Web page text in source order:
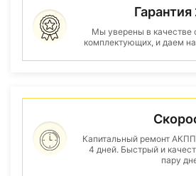
Гарантия
Мы уверены в качестве
комплектующих, и даем
Капитальный ремонт АКПП
4 дней. Быстрый и
пару